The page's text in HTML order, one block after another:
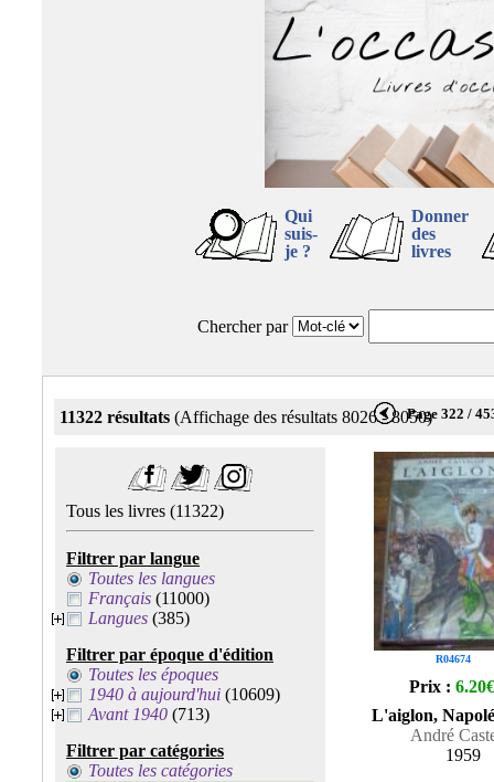
Qui
suis-
je ?
Donner
des
livres
Chercher par
11322 résultats (Affichage des résultats 8026 - 8050)Page 322 /
Tous les livres (11322)
Filtrer par langue
Toutes les langues
Français (11000)
Langues (385)
Filtrer par époque d'édition
Toutes les époques
1940 à aujourd'hui (10609)
Avant 1940 (713)
Filtrer par catégories
Toutes les catégories
R04674
Prix : 6.20€
L'aiglon,
André
1959